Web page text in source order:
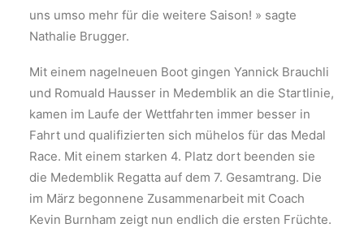
uns umso mehr für die weitere Saison! » sagte
Nathalie Brugger.
Mit einem nagelneuen Boot gingen Yannick Brauchli
und Romuald Hausser in Medemblik an die Startlinie,
kamen im Laufe der Wettfahrten immer besser in
Fahrt und qualifizierten sich mühelos für das Medal
Race. Mit einem starken 4. Platz dort beenden sie
die Medemblik Regatta auf dem 7. Gesamtrang. Die
im März begonnene Zusammenarbeit mit Coach
Kevin Burnham zeigt nun endlich die ersten Früchte.